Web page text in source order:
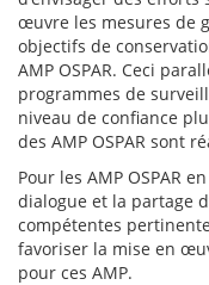
œuvre les mesures de
objectifs de
AMP OSPAR. Ceci
programmes de
niveau de confiance
des AMP OSPAR sont
Pour les AMP OSPAR
dialogue et la partage
compétentes
favoriser la mise en
pour ces AMP.